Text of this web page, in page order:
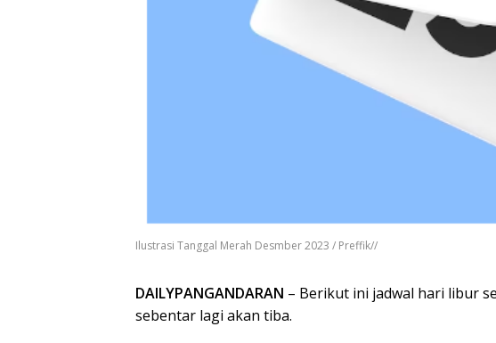
Ilustrasi Tanggal Merah Desmber 2023 / Preffik//
DAILYPANGANDARAN – Berikut ini jadwal hari libur
sebentar lagi akan tiba.